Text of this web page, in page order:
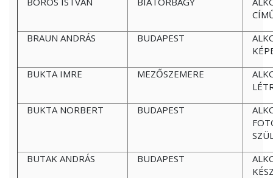
BRAUN ANDRÁS
BUDAPEST
BUKTA IMRE
MEZŐSZEMERE
BUKTA NORBERT
BUDAPEST
BUTAK ANDRÁS
BUDAPEST